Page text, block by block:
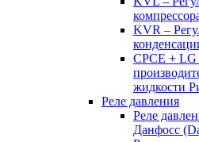
KVR –
CPCE + LG
жидкости
Реле давления
Реле
Данфосс